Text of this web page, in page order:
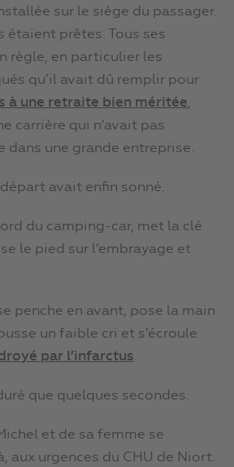
sur le siège du passager.
étaient prêtes. Tous ses
règle, en particulier les
qu’il avait dû remplir pour
à une retraite bien méritée,
carrière qui n’avait pas
dans une grande entreprise.
départ avait enfin sonné.
du camping-car, met la clé
le pied sur l’embrayage et
penche en avant, pose la main
un faible cri et s’écroule
par l’infarctus.
que quelques secondes.
et de sa femme se
aux urgences du CHU de Niort.